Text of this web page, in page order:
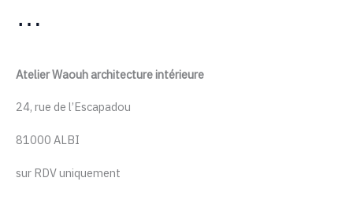
…
Atelier Waouh architecture intérieure
24, rue de l’Escapadou
81000 ALBI
sur RDV uniquement